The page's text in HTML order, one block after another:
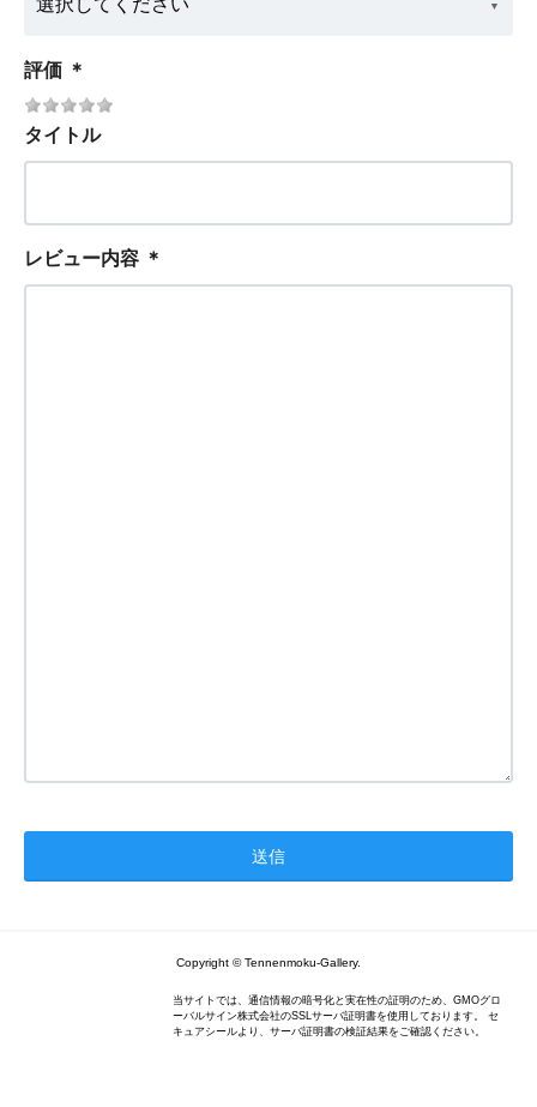
評価 ＊
タイトル
レビュー内容 ＊
Copyright © Tennenmoku-Gallery.
当サイトでは、通信情報の暗号化と実在性の証明のため、GMOグロ
ーバルサイン株式会社のSSLサーバ証明書を使用しております。 セ
キュアシールより、サーバ証明書の検証結果をご確認ください。